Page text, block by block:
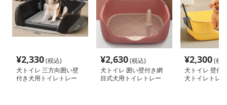
¥2,330(税込)
犬トイレ 三方向囲い壁
付き犬用トイレトレー
¥2,630(税込)
犬トイレ 囲い壁付き網
目式犬用トイレトレー
¥2,300(税
犬トイレ 壁付
犬トイレトレ